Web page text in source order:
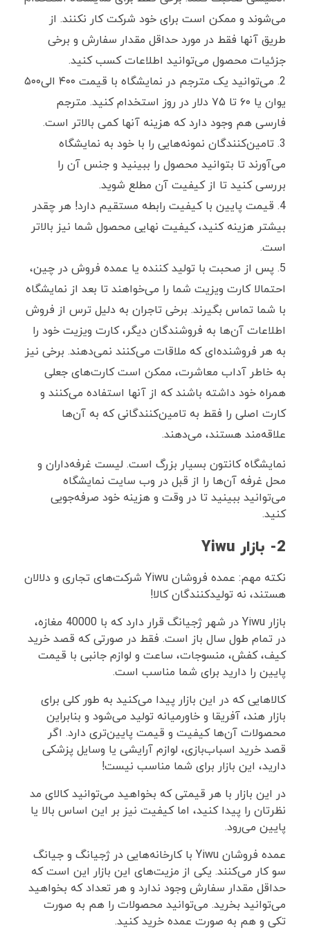
می‌شوند و ممکن است برای خود شرکت کار نکنند. از
طریق آنها فقط در مورد حداقل مقدار سفارش و برخی
جزئیات محصول می‌توانید اطلاعات کسب کنید.
می‌توانید یک مترجم در نمایشگاه با قیمت ۴۰۰ الی۵۰۰
یوان یا ۶۰ تا ۷۵ دلار در روز استخدام کنید. مترجم
فارسی هم وجود دارد که هزینه آنها کمی بالاتر است.
تامین‌کنندگان نمونه‌هایی را با خود به نمایشگاه
می‌آورند تا بتوانید محصول را ببینید و جنس آن را
بررسی کنید تا از کیفیت آن مطلع شوید.
قیمت پایین با کیفیت رابطه مستقیم دارد! هر چقدر
بیشتر هزینه کنید، کیفیت نهایی محصول شما نیز بالاتر
است.
پس از صحبت با تولید کننده یا عمده فروش در چین،
احتمالا کارت ویزیت شما را می‌خواهند تا بعد از نمایشگاه
با شما تماس بگیرند. برخی تاجران به دلیل ترس از فروش
اطلاعات آن‌ها به فروشندگان دیگر، کارت ویزیت خود را
به هر فروشنده‌ای که ملاقات می‌کنند نمی‌دهند. برخی نیز
به خاطر آداب معاشرت، ممکن است کارت‌های جعلی
همراه خود داشته باشند که از آنها استفاده می‌کنند و
کارت اصلی را فقط به تامین‌کنندگانی که به آن‌ها
علاقه‌مند هستند، می‌دهند.
نمایشگاه کانتون بسیار بزرگ است. لیست غرفه‌داران و
محل غرفه آن‌ها را از قبل در وب سایت نمایشگاه
می‌توانید ببینید تا در وقت و هزینه خود صرفه‌جویی
کنید.
2- بازار Yiwu
نکته مهم: عمده فروشان Yiwu شرکت‌های تجاری و دلالان
هستند، نه تولید‌کنندگان کالا!
بازار Yiwu در شهر ژجیانگ قرار دارد که با 40000 مغازه،
در تمام طول سال باز است. فقط در صورتی که قصد خرید
کیف، کفش، منسوجات، ساعت و لوازم جانبی با قیمت
پایین را دارید برای شما مناسب است.
کالاهایی که در این بازار پیدا می‌کنید به طور کلی برای
بازار هند، آفریقا و خاورمیانه تولید می‌شود و بنابراین
محصولات آن‌ها کیفیت و قیمت پایین‌تری دارد. اگر
قصد خرید اسباب‌بازی، لوازم آرایشی یا وسایل پزشکی
دارید، این بازار برای شما مناسب نیست!
در این بازار با هر قیمتی که بخواهید می‌توانید کالای مد
نظرتان را پیدا کنید، اما کیفیت نیز بر این اساس بالا یا
پایین می‌رود.
عمده فروشان Yiwu با کارخانه‌هایی در ژجیانگ و جیانگ
سو کار می‌کنند. یکی از مزیت‌های این بازار این است که
حداقل مقدار سفارش وجود ندارد و هر تعداد که بخواهید
می‌توانید بخرید. می‌توانید محصولات را هم به صورت
تکی و هم به صورت عمده خرید کنید.